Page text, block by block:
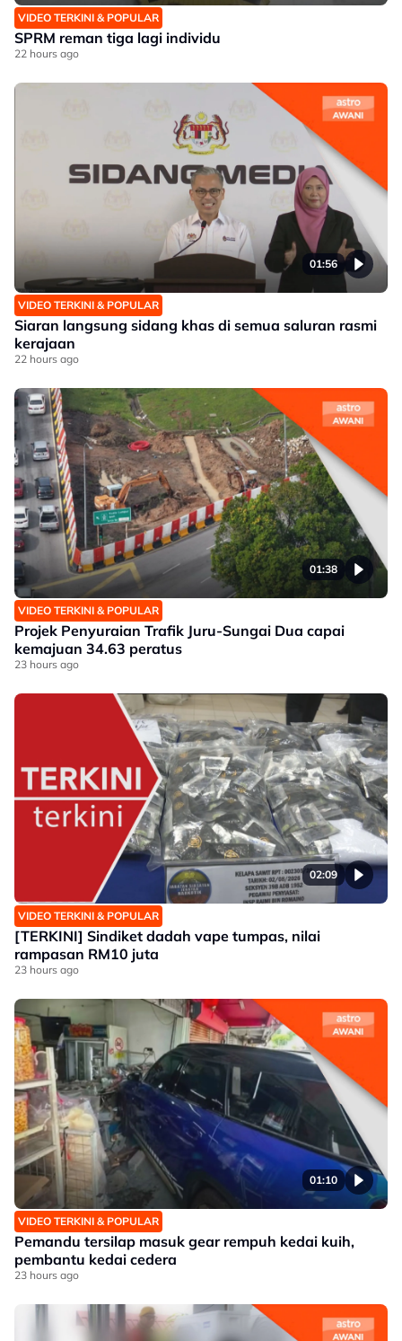
VIDEO TERKINI & POPULAR
SPRM reman tiga lagi individu
22 hours ago
01:56
VIDEO TERKINI & POPULAR
Siaran langsung sidang khas di semua saluran rasmi
kerajaan
22 hours ago
01:38
VIDEO TERKINI & POPULAR
Projek Penyuraian Trafik Juru-Sungai Dua capai
kemajuan 34.63 peratus
23 hours ago
02:09
VIDEO TERKINI & POPULAR
[TERKINI] Sindiket dadah vape tumpas, nilai
rampasan RM10 juta
23 hours ago
01:10
VIDEO TERKINI & POPULAR
Pemandu tersilap masuk gear rempuh kedai kuih,
pembantu kedai cedera
23 hours ago